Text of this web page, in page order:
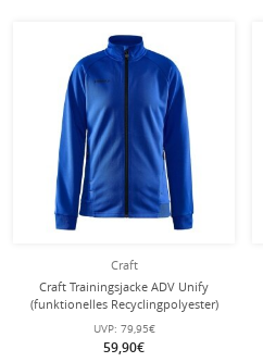
Craft
Craft Trainingsjacke ADV Unify
(funktionelles Recyclingpolyester)
kobaltblau Damen
UVP: 79,95€
59,90€